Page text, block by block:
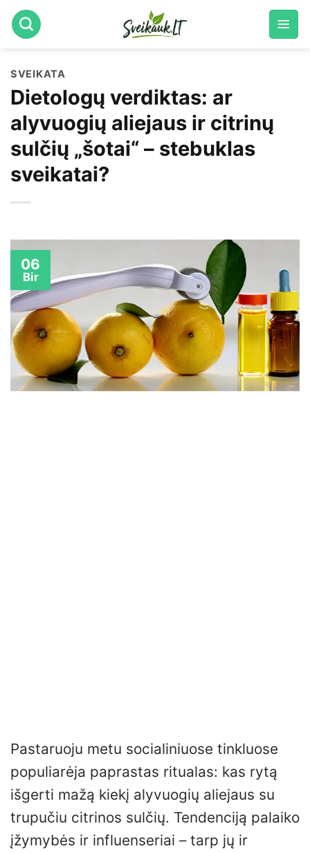
Skip
to
SVEIKATA
Dietologų verdiktas: ar
alyvuogių aliejaus ir citrinų
sulčių „šotai“ – stebuklas
sveikatai?
06
Bir
Pastaruoju metu socialiniuose tinkluose
populiarėja paprastas ritualas: kas rytą
išgerti mažą kiekį alyvuogių aliejaus su
trupučiu citrinos sulčių. Tendenciją palaiko
įžymybės ir influenseriai – tarp jų ir